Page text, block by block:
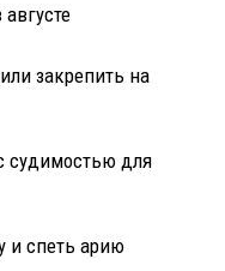
закрепить на
судимостью для
и спеть арию